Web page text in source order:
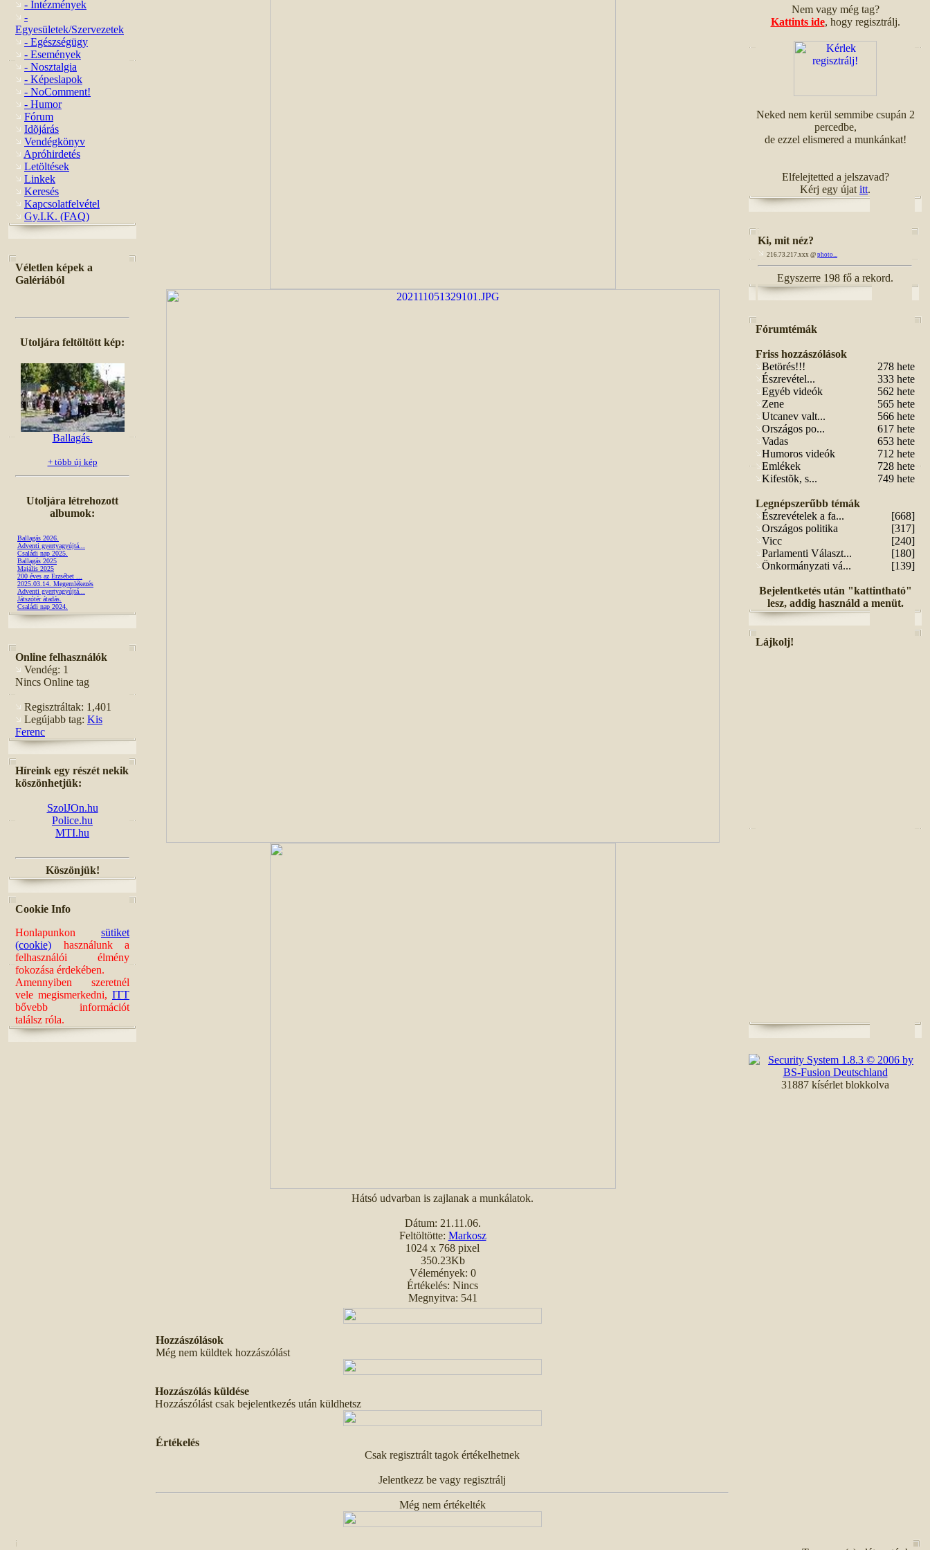
- Intézmények
-
Egyesületek/Szervezetek
- Egészségügy
- Események
- Nosztalgia
- Képeslapok
- NoComment!
- Humor
Fórum
Idõjárás
Vendégkönyv
Apróhirdetés
Letöltések
Linkek
Keresés
Kapcsolatfelvétel
Gy.I.K. (FAQ)
Véletlen képek a
Galériából
Utoljára feltöltött kép:
Ballagás.
+ több új kép
Utoljára létrehozott
albumok:
Ballagás 2026.
Adventi gyertyagyújtá...
Családi nap 2025.
Ballagás 2025
Majális 2025
200 éves az Erzsébet ...
2025.03.14. Megemlékezés
Adventi gyertyagyújtá...
Játszótér átadás.
Családi nap 2024.
Online felhasználók
Vendég: 1
Nincs Online tag
Regisztráltak: 1,401
Legújabb tag: Kis
Ferenc
Híreink egy részét nekik
köszönhetjük:
SzolJOn.hu
Police.hu
MTI.hu
Köszönjük!
Cookie Info
Honlapunkon sütiket
(cookie) használunk a
felhasználói élmény
fokozása érdekében.
Amennyiben szeretnél
vele megismerkedni, ITT
bővebb információt
találsz róla.
Hátsó udvarban is zajlanak a munkálatok.
Dátum: 21.11.06.
Feltöltötte: Markosz
1024 x 768 pixel
350.23Kb
Vélemények: 0
Értékelés: Nincs
Megnyitva: 541
Hozzászólások
Még nem küldtek hozzászólást
Hozzászólás küldése
Hozzászólást csak bejelentkezés után küldhetsz
Értékelés
Csak regisztrált tagok értékelhetnek
Jelentkezz be vagy regisztrálj
Még nem értékelték
Nem vagy még tag?
Kattints ide, hogy regisztrálj.
Neked nem kerül semmibe csupán 2
percedbe,
de ezzel elismered a munkánkat!
Elfelejtetted a jelszavad?
Kérj egy újat itt.
Ki, mit néz?
216.73.217.xxx @ photo...
Egyszerre 198 fő a rekord.
Fórumtémák
Friss hozzászólások
Betörés!!!
278 hete
Észrevétel...
333 hete
Egyéb videók
562 hete
Zene
565 hete
Utcanev valt...
566 hete
Országos po...
617 hete
Vadas
653 hete
Humoros videók
712 hete
Emlékek
728 hete
Kifestõk, s...
749 hete
Legnépszerűbb témák
Észrevételek a fa...
[668]
Országos politika
[317]
Vicc
[240]
Parlamenti Választ...
[180]
Önkormányzati vá...
[139]
Bejelentketés után "kattintható"
lesz, addig használd a menüt.
Lájkolj!
31887 kísérlet blokkolva